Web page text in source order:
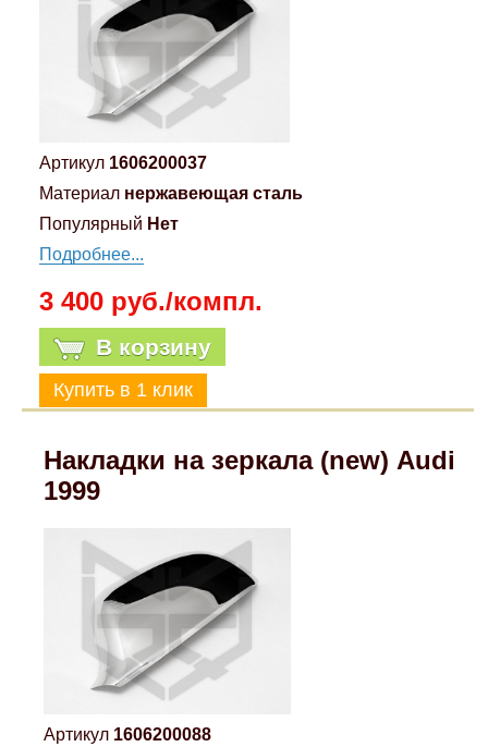
Артикул 1606200037
Материал нержавеющая сталь
Популярный Нет
Подробнее...
3 400 руб./компл.
В корзину
Накладки на зеркала (new) Audi
1999
Артикул 1606200088
Компрессионные фитинги Poliext
Infinity
Kia
Lada
Lexus
Mazda
Mercedes-Benz
Флуоресцентные краски
Шпатлевки, штукатурки
Эмали универсальные акриловые
Грунтовки, защитные лаки
Магнитные панели на холодильник